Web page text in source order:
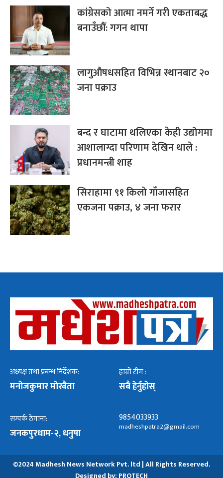
कांग्रेसको आत्मा नमर्ने गरी एकताबद्ध
बनाउँछौँ: गगन थापा
लागुऔषधसहित विभिन्न स्थानबाट २०
जना पक्राउ
बन्द र घाटामा थलिएका केही उद्योगमा
आशालाग्दा परिणाम देखिन थाले :
प्रधानमन्त्री शाह
सिराहामा ९१ किलो गाँजासहित
एकजना पक्राउ, ४ जना फरार
अध्यक्ष तथा प्रबन्ध निर्देशक:
मनोजकुमार मोरबैता
हाम्रो टीम :
सबै हेर्नुहोस्
सम्पर्क ठेगाना:
जनकपुरधाम-२, धनुषा
9854033933
madheshpatra2@gmail.com
©2024 Madhesh News Network Pvt. ltd | All Rights Reserved.
Designed by: PROTECH